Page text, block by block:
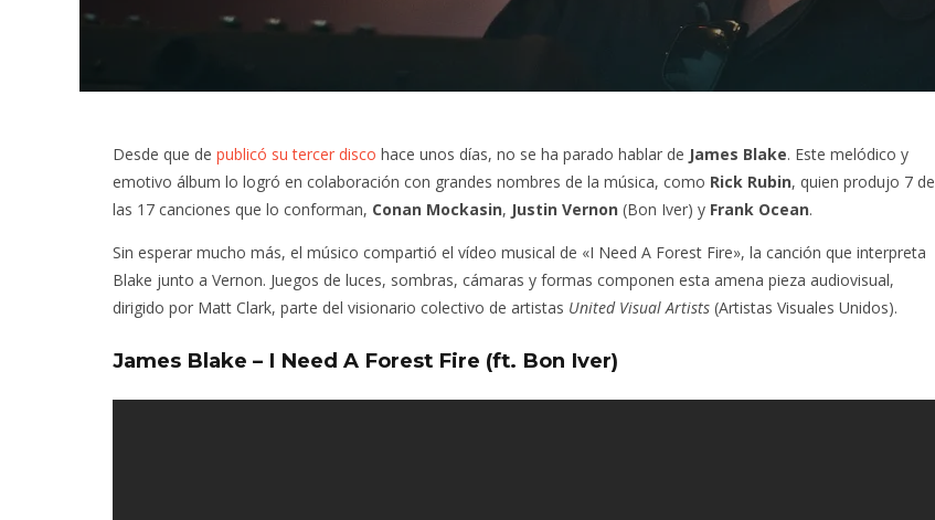
Desde que de publicó su tercer disco hace unos días, no se ha parado hablar de James Blake. Este melódico y
emotivo álbum lo logró en colaboración con grandes nombres de la música, como Rick Rubin, quien produjo 7 de
las 17 canciones que lo conforman, Conan Mockasin, Justin Vernon (Bon Iver) y Frank Ocean.
Sin esperar mucho más, el músico compartió el vídeo musical de «I Need A Forest Fire», la canción que interpreta
Blake junto a Vernon. Juegos de luces, sombras, cámaras y formas componen esta amena pieza audiovisual,
dirigido por Matt Clark, parte del visionario colectivo de artistas United Visual Artists (Artistas Visuales Unidos).
James Blake – I Need A Forest Fire (ft. Bon Iver)